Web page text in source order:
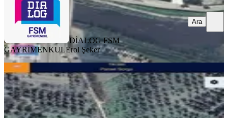
DİALOG FSM
GAYRİMENKULErol Şeker
Ara
Osmangazi Çağlayan Köyü'nde
Satılık Tarla 862m²
Osmangazi, Çağlayan Mahallesi